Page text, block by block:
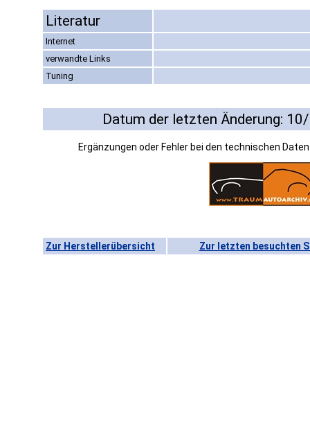
Literatur
Internet
verwandte Links
Tuning
Datum der letzten Änderung:
Ergänzungen oder Fehler bei den technischen
Zur Herstellerübersicht Zur letzten besuchten